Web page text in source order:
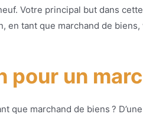
Votre principal but dans
en tant que marchand de
pour un
marchand de biens ?